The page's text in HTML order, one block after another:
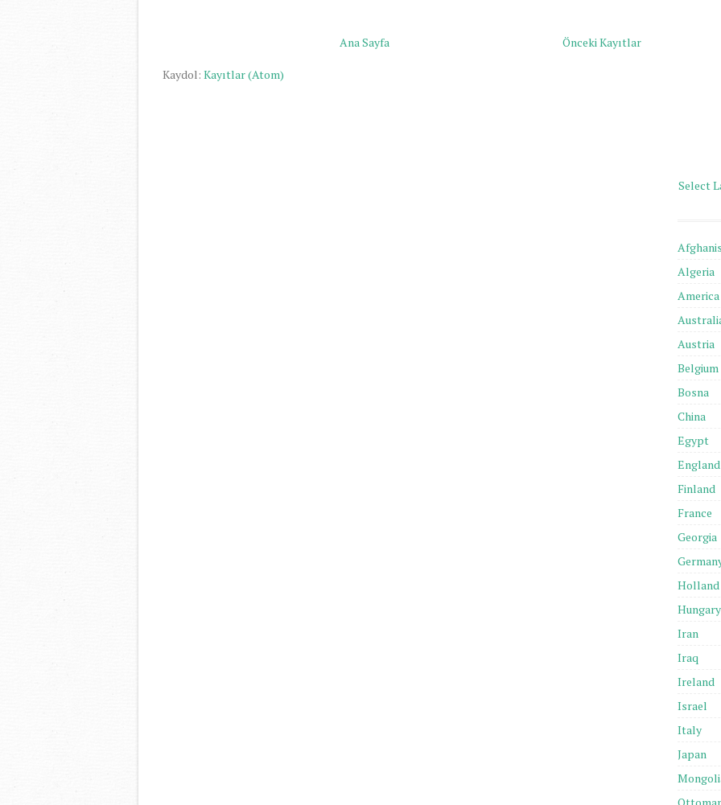
Önceki Kayıtlar
Ana Sayfa
Kaydol: Kayıtlar (Atom)
Select
Algeria
America
Austria
Belgium
Bosna
China
Egypt
England
Finland
France
Georgia
Holland
Hungary
Iran
Iraq
Ireland
Israel
Italy
Japan